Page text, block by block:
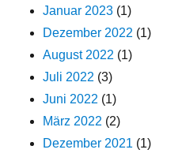
Januar 2023 (1)
Dezember 2022 (1)
August 2022 (1)
Juli 2022 (3)
Juni 2022 (1)
März 2022 (2)
Dezember 2021 (1)